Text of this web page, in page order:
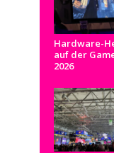
Hardware-
auf der
2026